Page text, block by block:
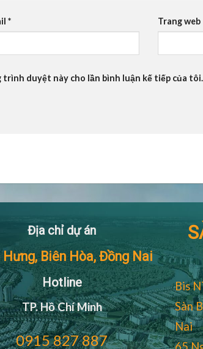
* Trang web
duyệt này cho lần bình luận kế tiếp của tôi.
Địa chỉ dự án
Hưng, Biên Hòa, Đồng Nai
Hotline
TP. Hồ Chí Minh
0915 827 887
Bis
Sàn
Nai